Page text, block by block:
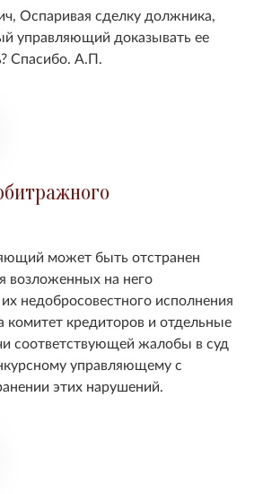
Оспаривая сделку должника,
управляющий доказывать ее
? Спасибо. А.П.
может быть отстранен
возложенных на него
недобросовестного исполнения
комитет кредиторов и отдельные
соответствующей жалобы в суд
управляющему с
этих нарушений.